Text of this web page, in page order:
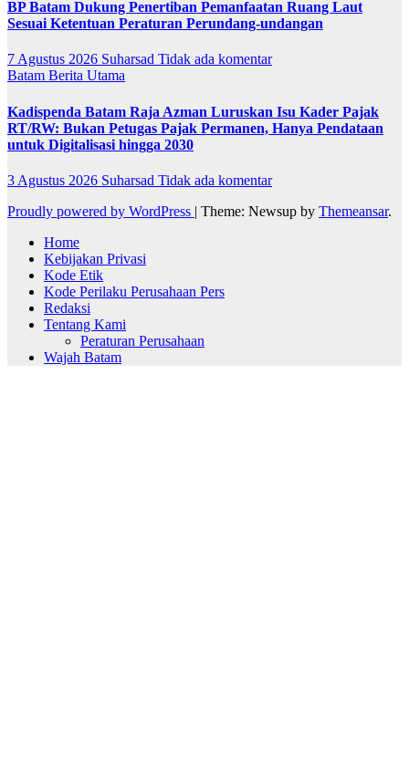
BP Batam Dukung Penertiban Pemanfaatan Ruang Laut
Sesuai Ketentuan Peraturan Perundang-undangan
7 Agustus 2026 Suharsad Tidak ada komentar
Batam Berita Utama
Kadispenda Batam Raja Azman Luruskan Isu Kader Pajak
RT/RW: Bukan Petugas Pajak Permanen, Hanya Pendataan
untuk Digitalisasi hingga 2030
3 Agustus 2026 Suharsad Tidak ada komentar
Proudly powered by WordPress | Theme: Newsup by Themeansar.
Home
Kebijakan Privasi
Kode Etik
Kode Perilaku Perusahaan Pers
Redaksi
Tentang Kami
Peraturan Perusahaan
Wajah Batam